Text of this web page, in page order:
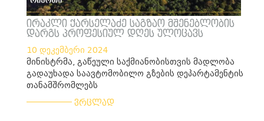
ირაკლი ქარსელაძე საგზაო მშენებლობის
დარგს პროფესიულ დღეს ულოცავს
10 დეკემბერი 2024
მინისტრმა, გაწეული საქმიანობისთვის მადლობა
გადაუხადა საავტომობილო გზების დეპარტამენტის
თანამშრომლებს
ვრცლად